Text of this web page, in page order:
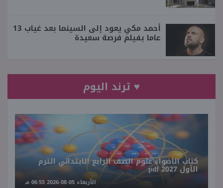
أحمد مكي يعود إلى السينما بعد غياب 13
عاما بفيلم فرصة سعيدة
♥ ترند اليوم
كتاب الأضواء علوم الصف الرابع الابتدائي الترم
الأول 2027 pdf
الأربعاء 05-08-2026 06:55 مـ